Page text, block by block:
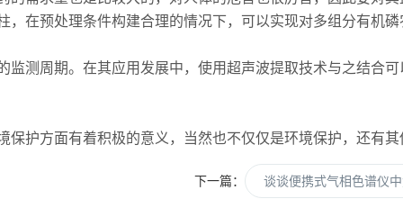
，在预处理条件构建合理的情况下，可以实现对多组分有机
周期。在其应用发展中，使用超声波提取技术与之结合可
方面有着积极的意义，当然也不仅仅是环境保护，还有其
下一篇： 谈谈便携式气相色谱仪